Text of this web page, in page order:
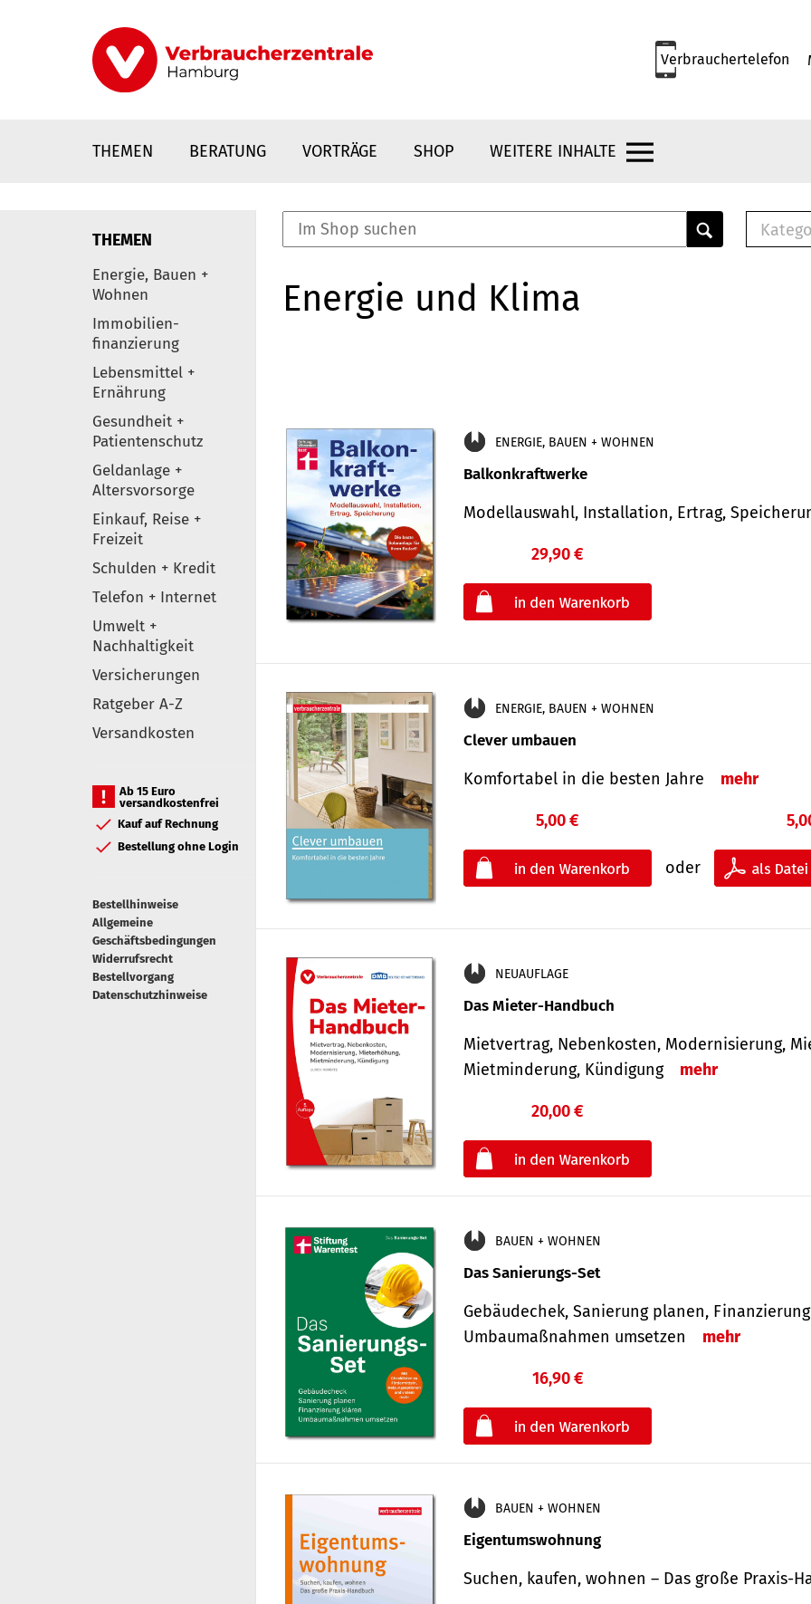
Verbrauchertelefon
THEMEN BERATUNG VORTRÄGE SHOP WEITERE INHALTE
Elemente
THEMEN
Energie, Bauen +
Wohnen
Immobilien-
finanzierung
Lebensmittel +
Ernährung
Gesundheit +
Patientenschutz
Geldanlage +
Altersvorsorge
Einkauf, Reise +
Freizeit
Schulden + Kredit
Telefon + Internet
Umwelt +
Nachhaltigkeit
Versicherungen
Ratgeber A-Z
Versandkosten
Ab 15 Euro
versandkostenfrei
Kauf auf Rechnung
Bestellung ohne Login
Bestellhinweise
Allgemeine
Geschäftsbedingungen
Widerrufsrecht
Bestellvorgang
Datenschutzhinweise
Energie und Klima
ENERGIE, BAUEN + WOHNEN
Balkonkraftwerke
Modellauswahl, Installation, Ertrag,
29,90 €
ENERGIE, BAUEN + WOHNEN
Clever umbauen
Komfortabel in die besten Jahre mehr
5,00 €
oder
NEUAUFLAGE
Das Mieter-Handbuch
Mietvertrag, Nebenkosten, Modernisierung,
Mietminderung, Kündigung
mehr
20,00 €
BAUEN + WOHNEN
Das Sanierungs-Set
Gebäudechek, Sanierung planen,
Umbaumaßnahmen umsetzen
mehr
16,90 €
BAUEN + WOHNEN
Eigentumswohnung
Suchen, kaufen, wohnen – Das große Praxis-